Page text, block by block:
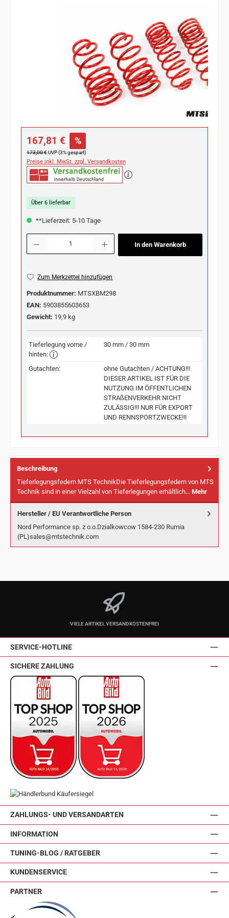
Verkaufspreis:
167,81 € %
Regulärer Preis:
173,00 €UVP (3% gespart)
Preise inkl. MwSt. zzgl. Versandkosten
Über 6 lieferbar
**Lieferzeit: 5-10 Tage
Produkt Anzahl: Gib den gewünschten Wert ein oder benutze die Schaltflächen
In den Warenkorb
Zum Merkzettel hinzufügen
Produktnummer: MTSXBM298
EAN: 5903855603653
Gewicht: 19,9 kg
Tieferlegung vorne /
hinten:
30 mm / 30 mm
Gutachten:
ohne Gutachten / ACHTUNG!!!
DIESER ARTIKEL IST FÜR DIE
NUTZUNG IM ÖFFENTLICHEN
STRAßENVERKEHR NICHT
ZULÄSSIG!!! NUR FÜR EXPORT
UND RENNSPORTZWECKE!!!
Beschreibung
Tieferlegungsfedern MTS TechnikDie Tieferlegungsfedern von MTS
Technik sind in einer Vielzahl von Tieferlegungen erhältlich… Mehr
Hersteller / EU Verantwortliche Person
Nord Performance sp. z o.o.Dzialkowcow 1584-230 Rumia
(PL)sales@mtstechnik.com
VIELE ARTIKEL VERSANDKOSTENFREI
SERVICE-HOTLINE
ZAHLUNGS- UND VERSANDARTEN
INFORMATION
TUNING-BLOG / RATGEBER
KUNDENSERVICE
SICHERE ZAHLUNG
PARTNER